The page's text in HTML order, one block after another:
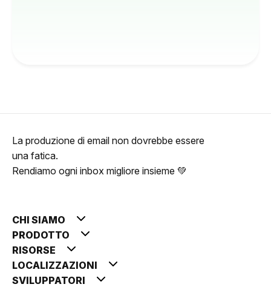
La produzione di email non dovrebbe essere
una fatica.
Rendiamo ogni inbox migliore insieme 💚
CHI SIAMO
PRODOTTO
RISORSE
LOCALIZZAZIONI
SVILUPPATORI